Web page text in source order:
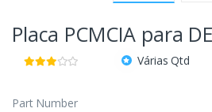
Placa PCMCIA para
Várias Qtd
Part Number